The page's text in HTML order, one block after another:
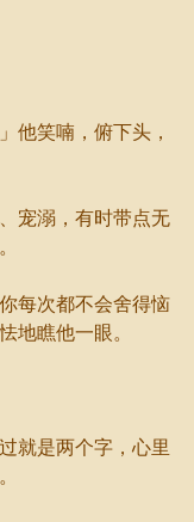
笑喃，俯下头，
宠溺，有时带点无
次都不会舍得恼
地瞧他一眼。
就是两个字，心里